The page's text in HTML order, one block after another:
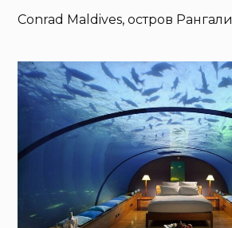
Conrad Maldives, остров Рангали